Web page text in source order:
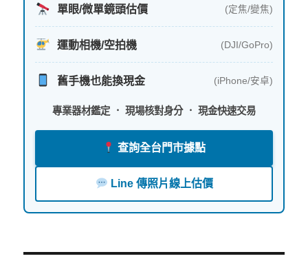
單眼/微單鏡頭估價 (定焦/變焦)
運動相機/空拍機 (DJI/GoPro)
舊手機也能換現金 (iPhone/安卓)
專業器材鑑定 ． 現場核對身分 ． 現金快速交易
查詢全台門市據點
Line 傳照片線上估價